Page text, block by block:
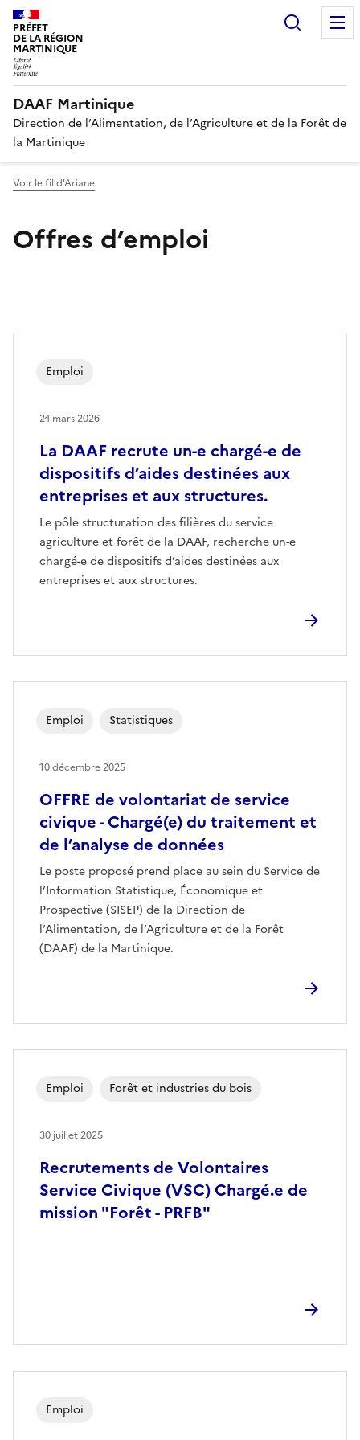
PRÉFET
DE LA RÉGION
MARTINIQUE
DAAF Martinique
Direction de l’Alimentation, de l’Agriculture et de la Forêt de
la Martinique
Voir le fil d'Ariane
Offres d’emploi
La DAAF recrute un-e chargé-e de
dispositifs d’aides destinées aux
entreprises et aux structures.
Le pôle structuration des filières du service
agriculture et forêt de la DAAF, recherche un-e
chargé-e de dispositifs d’aides destinées aux
entreprises et aux structures.
Emploi
24 mars 2026
OFFRE de volontariat de service
civique - Chargé(e) du traitement et
de l’analyse de données
Le poste proposé prend place au sein du Service de
l’Information Statistique, Économique et
Prospective (SISEP) de la Direction de
l’Alimentation, de l’Agriculture et de la Forêt
(DAAF) de la Martinique.
Emploi Statistiques
10 décembre 2025
Recrutements de Volontaires
Service Civique (VSC) Chargé.e de
mission "Forêt - PRFB"
Emploi Forêt et industries du bois
30 juillet 2025
Emploi